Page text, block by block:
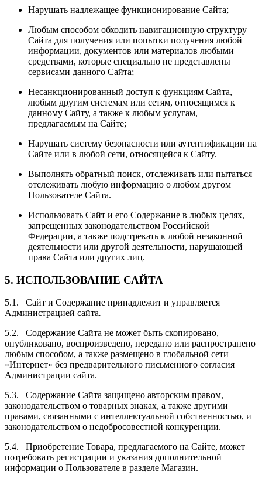
Нарушать надлежащее функционирование Сайта;
Любым способом обходить навигационную структуру
Сайта для получения или попытки получения любой
информации, документов или материалов любыми
средствами, которые специально не представлены
сервисами данного Сайта;
Несанкционированный доступ к функциям Сайта,
любым другим системам или сетям, относящимся к
данному Сайту, а также к любым услугам,
предлагаемым на Сайте;
Нарушать систему безопасности или аутентификации на
Сайте или в любой сети, относящейся к Сайту.
Выполнять обратный поиск, отслеживать или пытаться
отслеживать любую информацию о любом другом
Пользователе Сайта.
Использовать Сайт и его Содержание в любых целях,
запрещенных законодательством Российской
Федерации, а также подстрекать к любой незаконной
деятельности или другой деятельности, нарушающей
права Сайта или других лиц.
5. ИСПОЛЬЗОВАНИЕ САЙТА
5.1. Сайт и Содержание принадлежит и управляется
Администрацией сайта.
5.2. Содержание Сайта не может быть скопировано,
опубликовано, воспроизведено, передано или распространено
любым способом, а также размещено в глобальной сети
«Интернет» без предварительного письменного согласия
Администрации сайта.
5.3. Содержание Сайта защищено авторским правом,
законодательством о товарных знаках, а также другими
правами, связанными с интеллектуальной собственностью, и
законодательством о недобросовестной конкуренции.
5.4. Приобретение Товара, предлагаемого на Сайте, может
потребовать регистрации и указания дополнительной
информации о Пользователе в разделе Магазин.